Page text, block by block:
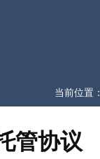
当前位置：
管协议